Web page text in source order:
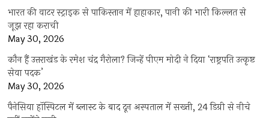
भारत की वाटर स्ट्राइक से पाकिस्तान में हाहाकार, पानी की भारी किल्लत से
जूझ रहा कराची
May 30, 2026
कौन हैं उत्तराखंड के रमेश चंद्र गैरोला? जिन्हें पीएम मोदी ने दिया ‘राष्ट्रपति उत्कृष्ट
सेवा पदक’
May 30, 2026
पैनेसिया हॉस्पिटल में ब्लास्ट के बाद दून अस्पताल में सख्ती, 24 डिग्री से नीचे